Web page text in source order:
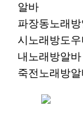
알바
파장동노래
시노래방도
내노래방알
죽전노래방